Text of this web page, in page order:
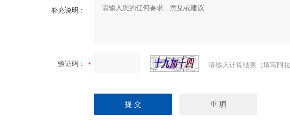
补充说明：
验证码： 请输入计算结果（填写阿